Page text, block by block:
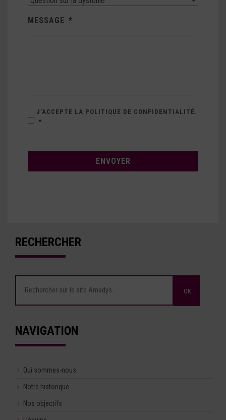
MESSAGE *
RGPD *
J’ACCEPTE LA POLITIQUE DE CONFIDENTIALITÉ.
*
RECHERCHER
NAVIGATION
Qui sommes-nous
Notre historique
Nos objectifs